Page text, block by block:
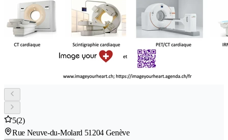
5(2)
Rue Neuve-du-Molard 51204 Genève